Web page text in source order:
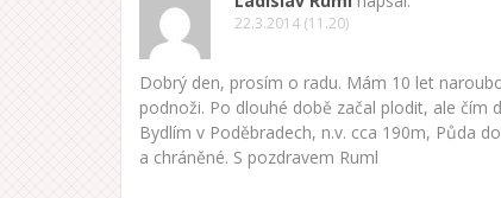
a 22.3.2014 (11.20)
Dobrý den, prosím o radu. Mám 10 let
podnoži. Po dlouhé době začal plodit, ale čím
Bydlím v Poděbradech, n.v. cca 190m, Půda
a chráněné. S pozdravem Ruml